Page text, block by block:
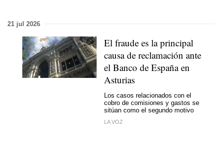
21 jul 2026
El fraude es la principal
causa de reclamación ante
el Banco de España en
Asturias
Los casos relacionados con el
cobro de comisiones y gastos se
sitúan como el segundo motivo
LA VOZ